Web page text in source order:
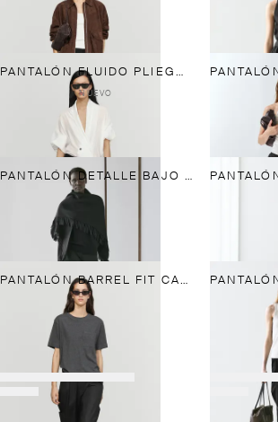
PANTALÓN FLUIDO PLIEGUES DETALLE BOTONES
NUEVO
PANTALÓN DETALLE BAJO GOMA
PANTALÓN BARREL FIT CARGO